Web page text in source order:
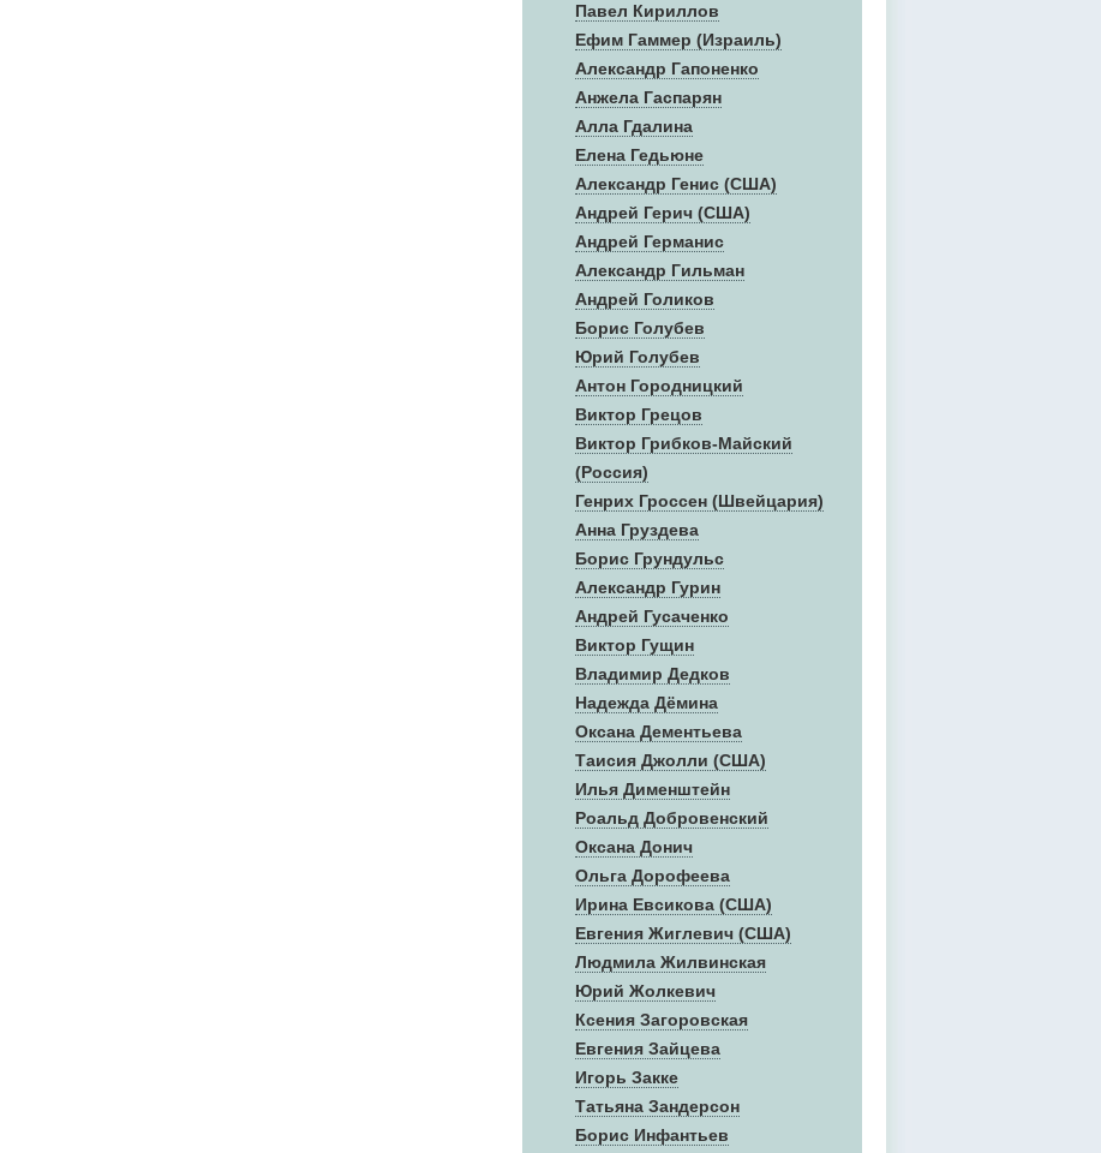
Павел Кириллов
Ефим Гаммер (Израиль)
Александр Гапоненко
Анжела Гаспарян
Алла Гдалина
Елена Гедьюне
Александр Генис (США)
Андрей Герич (США)
Андрей Германис
Александр Гильман
Андрей Голиков
Борис Голубев
Юрий Голубев
Антон Городницкий
Виктор Грецов
Виктор Грибков-Майский
(Россия)
Генрих Гроссен (Швейцария)
Анна Груздева
Борис Грундульс
Александр Гурин
Андрей Гусаченко
Виктор Гущин
Владимир Дедков
Надежда Дёмина
Оксана Дементьева
Таисия Джолли (США)
Илья Дименштейн
Роальд Добровенский
Оксана Донич
Ольга Дорофеева
Ирина Евсикова (США)
Евгения Жиглевич (США)
Людмила Жилвинская
Юрий Жолкевич
Ксения Загоровская
Евгения Зайцева
Игорь Закке
Татьяна Зандерсон
Борис Инфантьев